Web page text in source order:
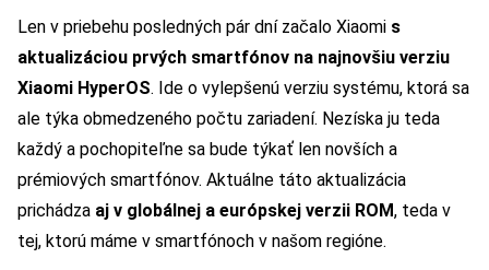
Len v priebehu posledných pár dní začalo Xiaomi s
aktualizáciou prvých smartfónov na najnovšiu verziu
Xiaomi HyperOS. Ide o vylepšenú verziu systému, ktorá sa
ale týka obmedzeného počtu zariadení. Nezíska ju teda
každý a pochopiteľne sa bude týkať len novších a
prémiových smartfónov. Aktuálne táto aktualizácia
prichádza aj v globálnej a európskej verzii ROM, teda v
tej, ktorú máme v smartfónoch v našom regióne.